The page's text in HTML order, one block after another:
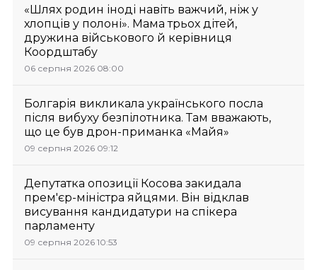
«Шлях родин іноді навіть важчий, ніж у
хлопців у полоні». Мама трьох дітей,
дружина військового й керівниця
Коордштабу
06 серпня 2026 08:00
Болгарія викликала українського посла
після вибуху безпілотника. Там вважають,
що це був дрон-приманка «Майя»
09 серпня 2026 09:12
Депутатка опозиції Косова закидала
прем'єр-міністра яйцями. Він відклав
висування кандидатури на спікера
парламенту
09 серпня 2026 10:53